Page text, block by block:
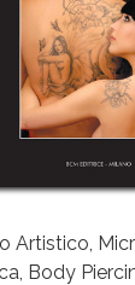
Artistico,
Body